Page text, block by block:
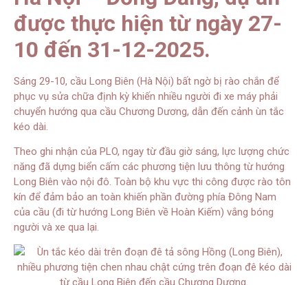
được thực hiện từ ngày 27-
10 đến 31-12-2025.
Sáng 29-10, cầu Long Biên (Hà Nội) bất ngờ bị rào chắn để
phục vụ sửa chữa định kỳ khiến nhiều người đi xe máy phải
chuyển hướng qua cầu Chương Dương, dẫn đến cảnh ùn tắc
kéo dài.
Theo ghi nhận của PLO, ngay từ đầu giờ sáng, lực lượng chức
năng đã dựng biển cấm các phương tiện lưu thông từ hướng
Long Biên vào nội đô. Toàn bộ khu vực thi công được rào tôn
kín để đảm bảo an toàn khiến phần đường phía Đông Nam
của cầu (đi từ hướng Long Biên về Hoàn Kiếm) vắng bóng
người và xe qua lại.